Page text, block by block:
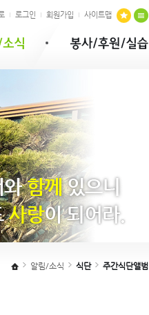
로그인 회원가입 사이트맵
알림/소식 식단 주간식단앨범